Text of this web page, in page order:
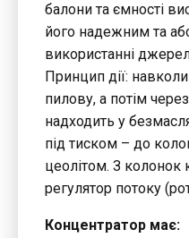
балони та ємності
його надежним та
використанні
Принцип дії:
пилову, а потім
надходить у
під тиском – до
цеолітом. З колонок
регулятор потоку
Концентратор має: